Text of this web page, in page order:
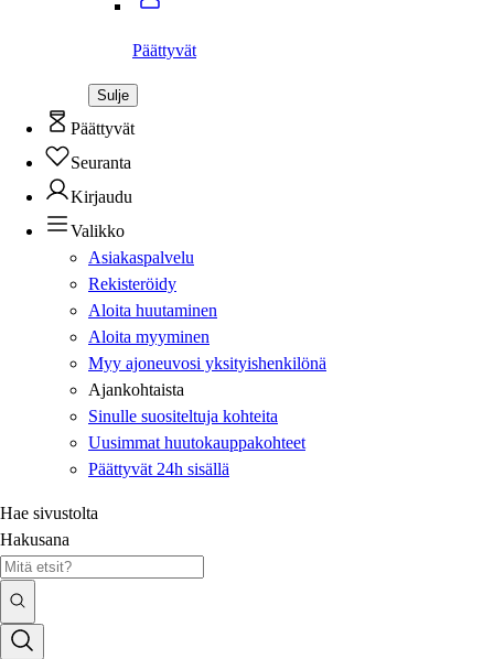
Päättyvät
Sulje
Päättyvät
Seuranta
Kirjaudu
Valikko
Asiakaspalvelu
Rekisteröidy
Aloita huutaminen
Aloita myyminen
Myy ajoneuvosi yksityishenkilönä
Ajankohtaista
Sinulle suositeltuja kohteita
Uusimmat huutokauppakohteet
Päättyvät 24h sisällä
Hae sivustolta
Hakusana